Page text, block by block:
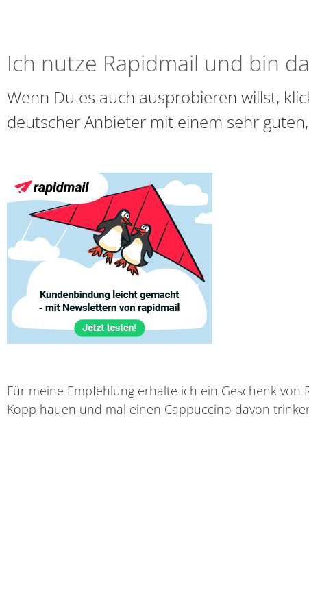
Ich nutze Rapidmail und bin
Wenn Du es auch ausprobieren willst,
deutscher Anbieter mit einem sehr
Für meine Empfehlung erhalte ich ein Geschenk
Kopp hauen und mal einen Cappuccino davon